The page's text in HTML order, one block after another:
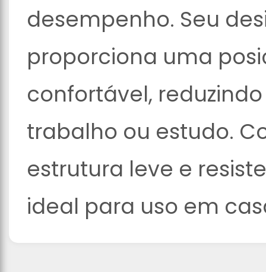
desempenho. Seu
proporciona uma
confortável,
trabalho ou estudo.
estrutura leve e
ideal para uso em